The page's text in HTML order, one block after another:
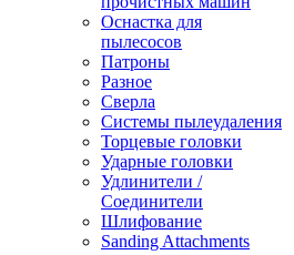
Оснастка для
пылесосов
Патроны
Разное
Сверла
Системы пылеудаления
Торцевые головки
Ударные головки
Удлинители /
Соединители
Шлифование
Sanding Attachments